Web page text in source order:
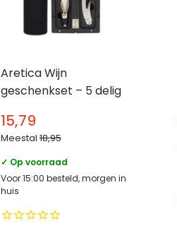
Aretica Wijn
geschenkset – 5 delig
15,79
Meestal18,95
✓ Op voorraad
Voor 15:00 besteld, morgen in
huis